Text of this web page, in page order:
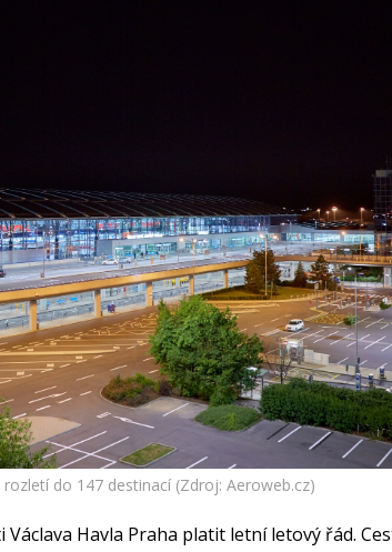
do 147 destinací (Zdroj: Aeroweb.cz)
Václava Havla Praha platit letní letový řád.